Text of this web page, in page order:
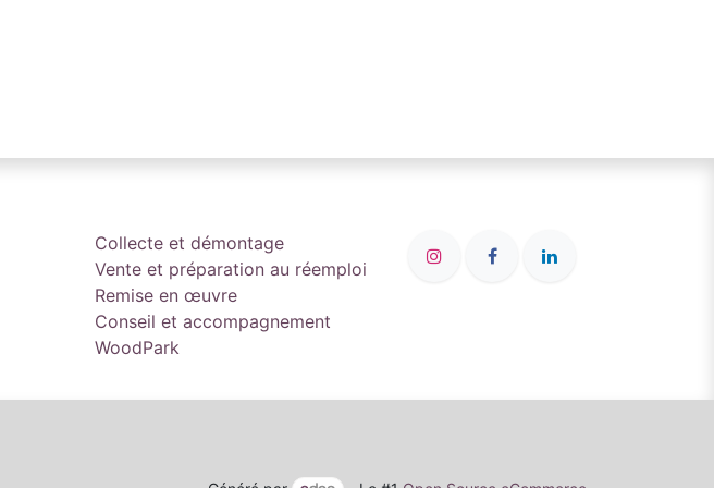
Collecte et démontage
Vente et préparation au réemploi
Remise en œuvre
Conseil et accompagnement
WoodPark